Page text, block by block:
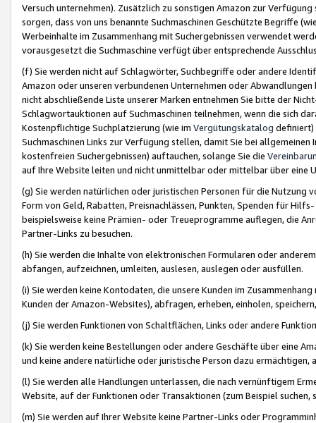
Versuch unternehmen). Zusätzlich zu sonstigen Amazon zur
sorgen, dass von uns benannte Suchmaschinen Geschützte Begriffe
Werbeinhalte im Zusammenhang mit Suchergebnissen verwendet
vorausgesetzt die Suchmaschine verfügt über entsprechende
(f) Sie werden nicht auf Schlagwörter, Suchbegriffe oder andere
Amazon oder unseren verbundenen Unternehmen oder
nicht abschließende Liste unserer Marken entnehmen Sie bitte der
Schlagwortauktionen auf Suchmaschinen teilnehmen, wenn die sich
Kostenpflichtige Suchplatzierung (wie im Vergütungskatalog definiert)
Suchmaschinen Links zur Verfügung stellen, damit Sie bei
kostenfreien Suchergebnissen) auftauchen, solange Sie die
auf Ihre Website leiten und nicht unmittelbar oder mittelbar über eine
(g) Sie werden natürlichen oder juristischen Personen für die Nutzung
Form von Geld, Rabatten, Preisnachlässen, Punkten, Spenden für
beispielsweise keine Prämien- oder Treueprogramme auflegen, die
Partner-Links zu besuchen.
(h) Sie werden die Inhalte von elektronischen Formularen oder
abfangen, aufzeichnen, umleiten, auslesen, auslegen oder ausfüllen.
(i) Sie werden keine Kontodaten, die unsere Kunden im
Kunden der Amazon-Websites), abfragen, erheben, einholen,
(j) Sie werden Funktionen von Schaltflächen, Links oder andere
(k) Sie werden keine Bestellungen oder andere Geschäfte über eine
und keine andere natürliche oder juristische Person dazu
(l) Sie werden alle Handlungen unterlassen, die nach vernünftigem
Website, auf der Funktionen oder Transaktionen (zum Beispiel
(m) Sie werden auf Ihrer Website keine Partner-Links oder